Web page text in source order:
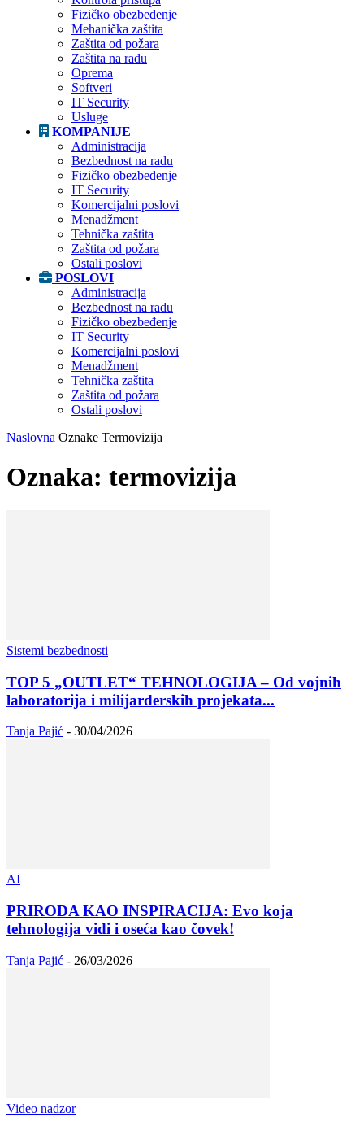
Fizičko obezbeđenje
Mehanička zaštita
Zaštita od požara
Zaštita na radu
Oprema
Softveri
IT Security
Usluge
KOMPANIJE
Administracija
Bezbednost na radu
Fizičko obezbeđenje
IT Security
Komercijalni poslovi
Menadžment
Tehnička zaštita
Zaštita od požara
Ostali poslovi
POSLOVI
Administracija
Bezbednost na radu
Fizičko obezbeđenje
IT Security
Komercijalni poslovi
Menadžment
Tehnička zaštita
Zaštita od požara
Ostali poslovi
Naslovna Oznake Termovizija
Oznaka: termovizija
Sistemi bezbednosti
TOP 5 „OUTLET“ TEHNOLOGIJA – Od vojnih
laboratorija i milijarderskih projekata...
Tanja Pajić - 30/04/2026
AI
PRIRODA KAO INSPIRACIJA: Evo koja
tehnologija vidi i oseća kao čovek!
Tanja Pajić - 26/03/2026
Video nadzor